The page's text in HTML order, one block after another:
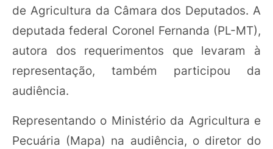
de Agricultura da Câmara dos Deputados. A
deputada federal Coronel Fernanda (PL-MT),
autora dos requerimentos que levaram à
representação, também participou da
audiência.
Representando o Ministério da Agricultura e
Pecuária (Mapa) na audiência, o diretor do